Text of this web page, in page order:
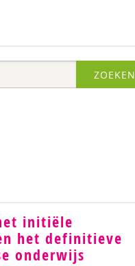
ZOEKEN
initiële
het definitieve
onderwijs